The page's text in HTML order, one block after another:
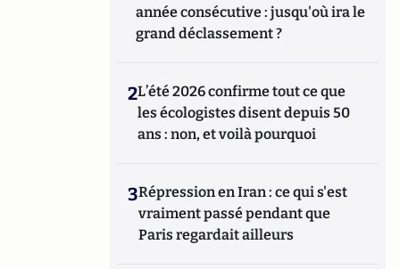
ou l’histoire des relations internationales et
des conflits contemporains. Il écrit en ce
année consécutive : jusqu'où ira le
grand déclassement ?
2L’été 2026 confirme tout ce que
les écologistes disent depuis 50
ans : non, et voilà pourquoi
3Répression en Iran : ce qui s'est
vraiment passé pendant que
Paris regardait ailleurs